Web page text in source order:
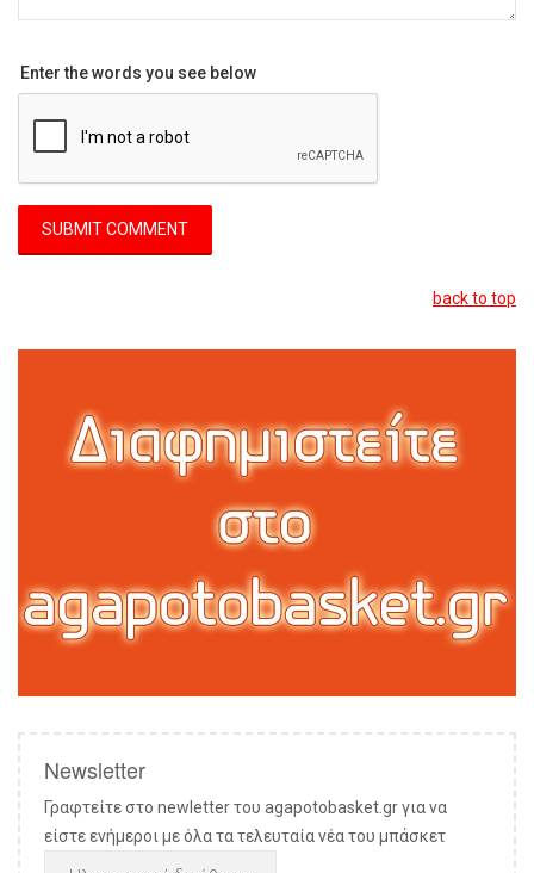
Enter the words you see below
back to top
Newsletter
Γραφτείτε στο newletter του agapotobasket.gr για να
είστε ενήμεροι με όλα τα τελευταία νέα του μπάσκετ